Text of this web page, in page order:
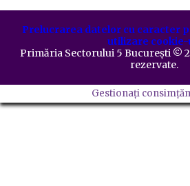
Prelucrarea datelor cu caracter
utilizare
Primăria Sectorului 5 București ©️
rezervate.
Gestionați